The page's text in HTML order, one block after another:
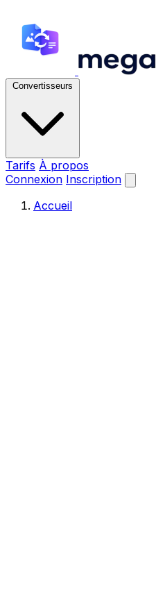
Convertisseurs
Tarifs À propos
Connexion Inscription
Accueil